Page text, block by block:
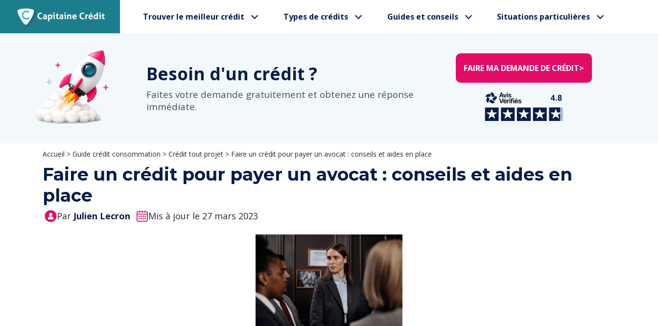
Trouver le meilleur crédit Types de crédits Guides et conseils Situations particulières
Besoin d'un crédit ?
Faites votre demande gratuitement et obtenez une réponse
immédiate.
FAIRE MA DEMANDE DE CRÉDIT>
Accueil > Guide crédit consommation > Crédit tout projet > Faire un crédit pour payer un avocat : conseils et aides en place
Faire un crédit pour payer un avocat : conseils et aides en
place
Par Julien Lecron Mis à jour le 27 mars 2023